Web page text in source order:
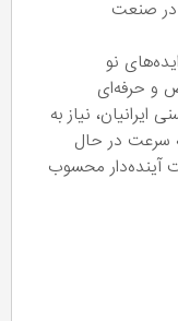
در صنعت
نو
و حرفه‌ای
ایرانیان، نیاز به
سرعت در حال
آینده‌دار محسوب